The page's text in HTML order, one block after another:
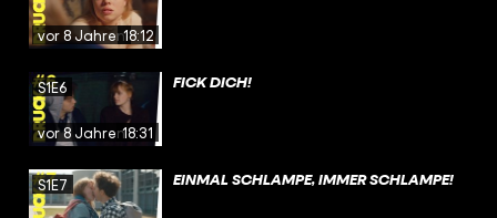
vor 8 Jahren18:12
vor 8 Jahren18:31
S1E6 FICK DICH!
S1E7 EINMAL SCHLAMPE, IMMER SCHLAMPE!